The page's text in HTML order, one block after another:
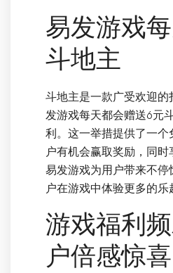
易发游戏
斗地主
斗地主是一款广受欢迎的
发游戏每天都会赠送6元
利。这一举措提供了一个
户有机会赢取奖励，同时
易发游戏为用户带来不停
户在游戏中体验更多的乐
游戏福利
户倍感惊喜